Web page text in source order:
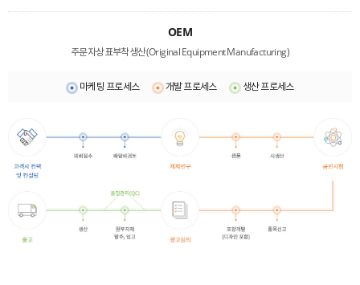
OEM
주문자상표부착생산(Original Equipment Manufacturing)
마케팅 프로세스 개발 프로세스 생산 프로세스